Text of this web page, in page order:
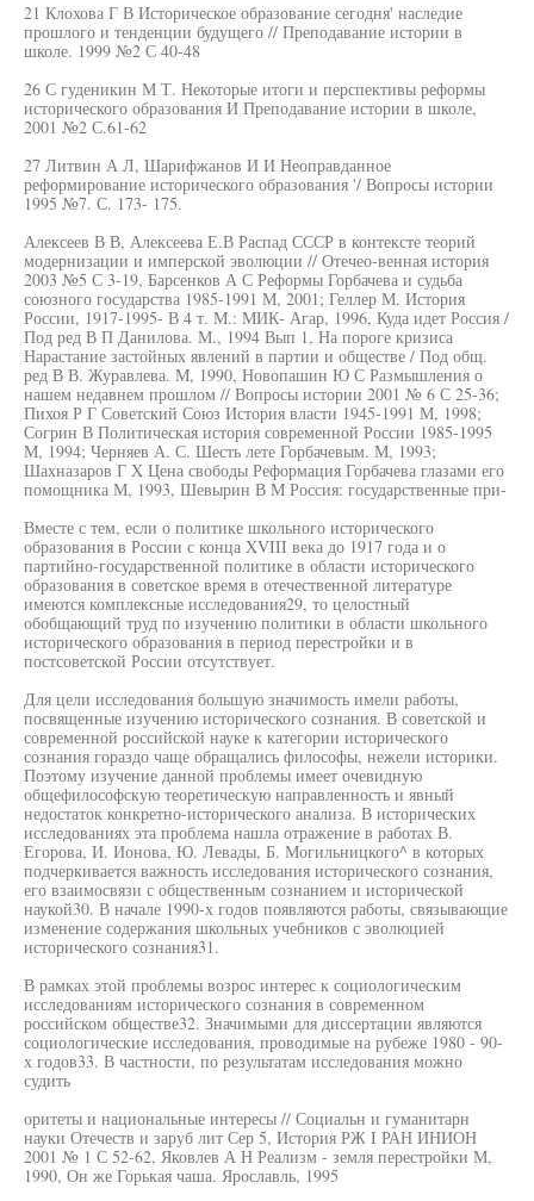
21 Клохова Г В Историческое образование сегодня' наследие
прошлого и тенденции будущего // Преподавание истории в
школе. 1999 №2 С 40-48
26 С гуденикин М Т. Некоторые итоги и перспективы реформы
исторического образования И Преподавание истории в школе,
2001 №2 С.61-62
27 Литвин А Л, Шарифжанов И И Неоправданное
реформирование исторического образования '/ Вопросы истории
1995 №7. С. 173- 175.
Алексеев В В, Алексеева Е.В Распад СССР в контексте теорий
модернизации и имперской эволюции // Отечео-венная история
2003 №5 С 3-19, Барсенков А С Реформы Горбачева и судьба
союзного государства 1985-1991 М, 2001; Геллер М. История
России, 1917-1995- В 4 т. М.: МИК- Агар, 1996, Куда идет Россия /
Под ред В П Данилова. М., 1994 Вып 1, На пороге кризиса
Нарастание застойных явлений в партии и обществе / Под общ.
ред В В. Журавлева. М, 1990, Новопашин Ю С Размышления о
нашем недавнем прошлом // Вопросы истории 2001 № 6 С 25-36;
Пихоя Р Г Советский Союз История власти 1945-1991 М, 1998;
Согрин В Политическая история современной России 1985-1995
М, 1994; Черняев А. С. Шесть лете Горбачевым. М, 1993;
Шахназаров Г X Цена свободы Реформация Горбачева глазами его
помощника М, 1993, Шевырин В М Россия: государственные при-
Вместе с тем, если о политике школьного исторического
образования в России с конца XVIII века до 1917 года и о
партийно-государственной политике в области исторического
образования в советское время в отечественной литературе
имеются комплексные исследования29, то целостный
обобщающий труд по изучению политики в области школьного
исторического образования в период перестройки и в
постсоветской России отсутствует.
Для цели исследования большую значимость имели работы,
посвященные изучению исторического сознания. В советской и
современной российской науке к категории исторического
сознания гораздо чаще обращались философы, нежели историки.
Поэтому изучение данной проблемы имеет очевидную
общефилософскую теоретическую направленность и явный
недостаток конкретно-исторического анализа. В исторических
исследованиях эта проблема нашла отражение в работах В.
Егорова, И. Ионова, Ю. Левады, Б. Могильницкого^ в которых
подчеркивается важность исследования исторического сознания,
его взаимосвязи с общественным сознанием и исторической
наукой30. В начале 1990-х годов появляются работы, связывающие
изменение содержания школьных учебников с эволюцией
исторического сознания31.
В рамках этой проблемы возрос интерес к социологическим
исследованиям исторического сознания в современном
российском обществе32. Значимыми для диссертации являются
социологические исследования, проводимые на рубеже 1980 - 90-
х годов33. В частности, по результатам исследования можно
судить
оритеты и национальные интересы // Социальн и гуманитарн
науки Отечеств и заруб лит Сер 5, История РЖ I РАН ИНИОН
2001 № 1 С 52-62, Яковлев А Н Реализм - земля перестройки М,
1990, Он же Горькая чаша. Ярославль, 1995